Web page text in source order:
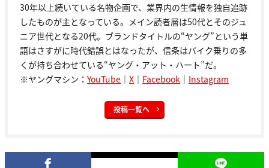
30年以上続いている名物企画で、業界内の生情報を独自追跡
したものが主となっている。メイン読者層は50代とそのジュ
ニア世代となる20代。ブランドタイトルの“ヤング”という単
語はさすがに時代錯誤とはなったが、信条はバイク乗りの多
くが持ち合わせている“ヤング・アット・ハート”だ。
※ヤングマシン： YouTube ｜ X ｜ Facebook ｜ Instagram
投稿一覧へ